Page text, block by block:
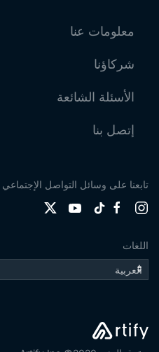
معلومات عنا
شركاؤنا
الأسئلة الشائعة
إتصل بنا
تابعنا على وسائل التواصل الإجتماعي
اللغات